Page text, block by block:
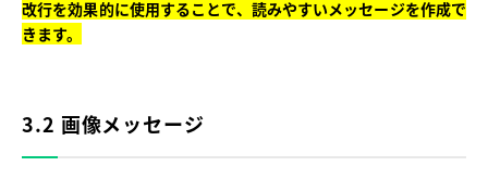
改行を効果的に使用することで、読みやすいメッセージを作成で
きます。
3.2 画像メッセージ